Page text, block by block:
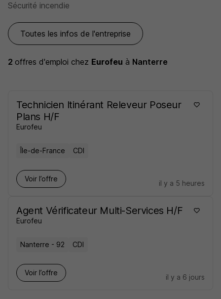
Sécurité incendie
Toutes les infos de l'entreprise
2 offres d'emploi chez Eurofeu à Nanterre
Technicien Itinérant Releveur Poseur
Plans H/F
Eurofeu
Île-de-France CDI
Voir l’offre
il y a 5 heures
Agent Vérificateur Multi-Services H/F
Eurofeu
Nanterre - 92 CDI
Voir l’offre
il y a 6 jours